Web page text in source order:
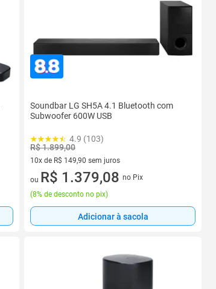
Soundbar LG SH5A 4.1 Bluetooth com
Subwoofer 600W USB
4.9 (103)
R$ 1.899,00
10x de R$ 149,90 sem juros
10 vez de R$ 149,90 sem juros
ou R$ 1.379,08 no Pix
(8% de desconto no pix)
Adicionar à sacola